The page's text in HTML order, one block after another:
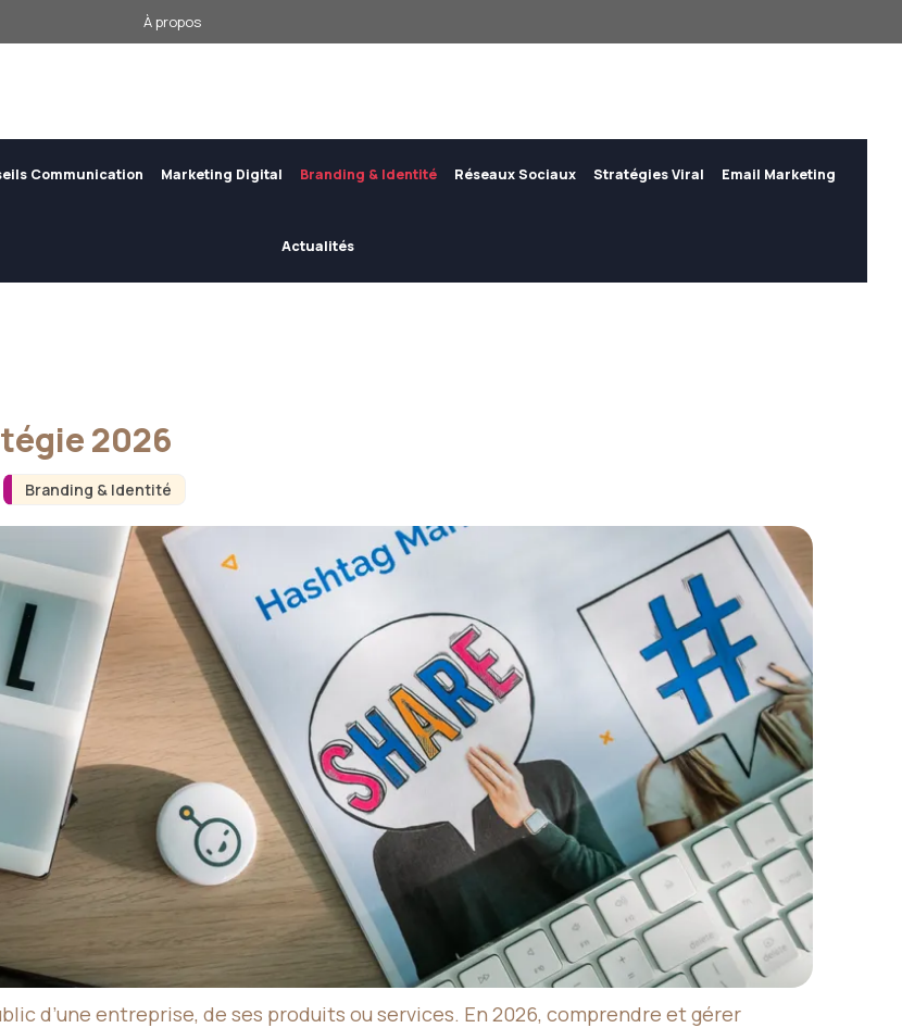
À propos
Communication Marketing Digital Branding & Identité Réseaux Sociaux Stratégies Viral Email Marketing
Actualités
Branding & Identité
2026
d’une entreprise, de ses produits ou services. En 2026, comprendre et gérer